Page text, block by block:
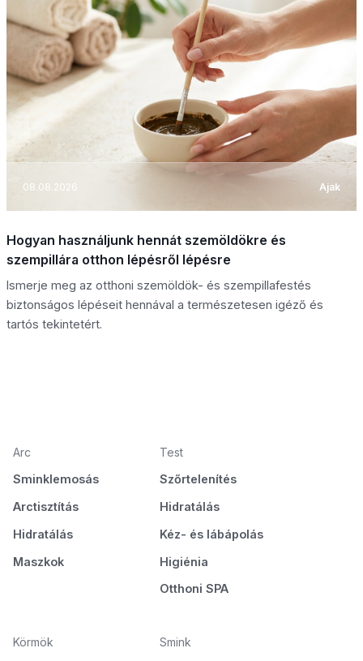
08.08.2026 Ajak
Hogyan használjunk hennát szemöldökre és
szempillára otthon lépésről lépésre
Ismerje meg az otthoni szemöldök- és szempillafestés
biztonságos lépéseit hennával a természetesen igéző és
tartós tekintetért.
Arc
Sminklemosás
Arctisztítás
Hidratálás
Maszkok
Test
Szőrtelenítés
Hidratálás
Kéz- és lábápolás
Higiénia
Otthoni SPA
Körmök
Smink